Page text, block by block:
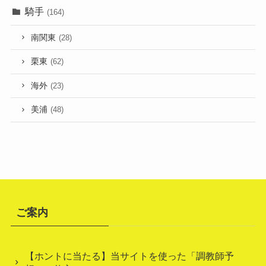
騎手 (164)
南関東 (28)
栗東 (62)
海外 (23)
美浦 (48)
ご案内
【ホントに当たる】当サイトを使った「調教師予